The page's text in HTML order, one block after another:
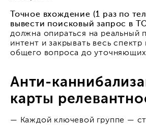
Точное вхождение (1 раз по
вывести поисковый запрос в
должна опираться на реальный
интент и закрывать весь
общего вопроса до
Анти-
карты
— Каждой ключевой группе —